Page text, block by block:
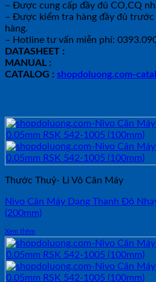
– Được cung cấp đầy đủ CO,CQ
– Được kiểm tra hàng đầy đủ
hàng.
– Hotline tư vấn miễn phí:
DATASHEET :
MANUAL :
CATALOG : shopdoluong.com-
Thước Thuỷ- Li Vô Cân Máy
Nivo Cân Máy Dạng Thanh Độ
(200mm)
Xem thêm